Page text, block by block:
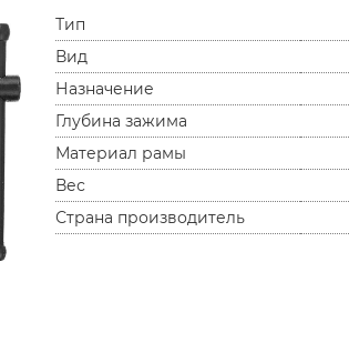
Тип
Вид
Назначение
Глубина зажима
Материал рамы
Вес
Страна производитель